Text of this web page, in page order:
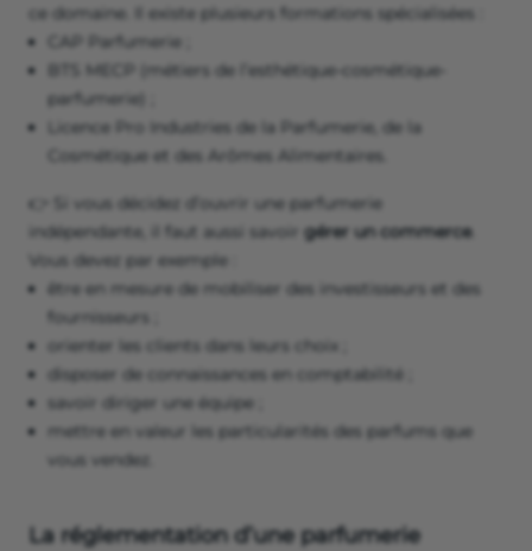
ce domaine. Il existe plusieurs formations spécialisées :
CAP Parfumerie ;
BTS MECP (métiers de l’esthétique-cosmétique-
parfumerie) ;
Licence Pro Industries de la Parfumerie, de la
Cosmétique et des Arômes Alimentaires.
👉 Si vous décidez d’ouvrir une parfumerie
indépendante, il faut aussi savoir gérer un commerce.
Vous devez par exemple :
être en mesure de mobiliser des investisseurs et des
fournisseurs ;
orienter les clients dans leurs choix ;
disposer de connaissances en comptabilité ;
savoir diriger une équipe ;
mettre en valeur les particularités des parfums que
vous vendez.
La réglementation d’une parfumerie